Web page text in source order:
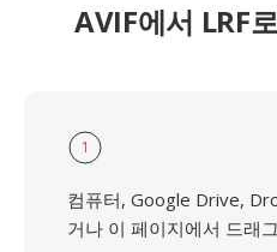
AVIF에서 LRF
1
컴퓨터, Google Drive,
거나 이 페이지에서 드래